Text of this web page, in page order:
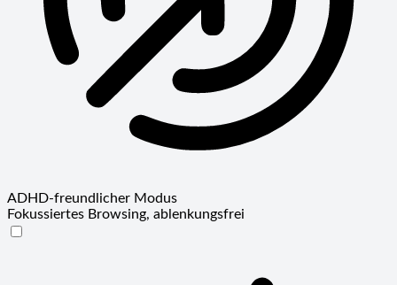
ADHD-freundlicher Modus
Fokussiertes Browsing, ablenkungsfrei